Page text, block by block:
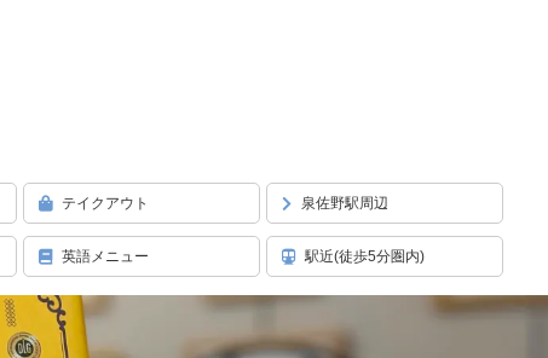
テイクアウト 泉佐野駅周辺
英語メニュー 駅近(徒歩5分圏内)